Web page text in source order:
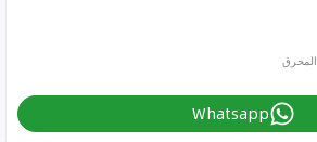
المحرق
Whatsapp